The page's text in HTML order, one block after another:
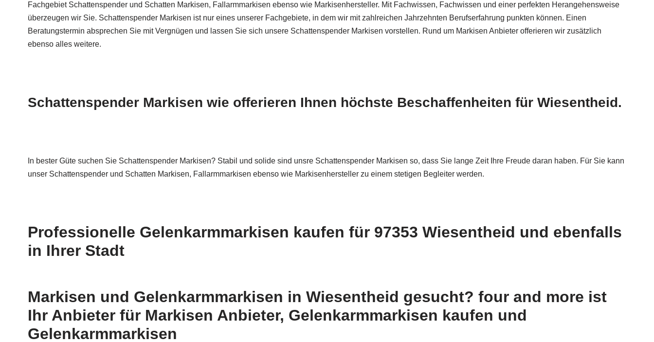
Fachgebiet Schattenspender und Schatten Markisen, Fallarmmarkisen ebenso wie Markisenhersteller. Mit Fachwissen, Fachwissen und einer perfekten Herangehensweise
überzeugen wir Sie. Schattenspender Markisen ist nur eines unserer Fachgebiete, in dem wir mit zahlreichen Jahrzehnten Berufserfahrung punkten können. Einen
Beratungstermin absprechen Sie mit Vergnügen und lassen Sie sich unsere Schattenspender Markisen vorstellen. Rund um Markisen Anbieter offerieren wir zusätzlich
ebenso alles weitere.
Schattenspender Markisen wie offerieren Ihnen höchste Beschaffenheiten für Wiesentheid.
In bester Güte suchen Sie Schattenspender Markisen? Stabil und solide sind unsre Schattenspender Markisen so, dass Sie lange Zeit Ihre Freude daran haben. Für Sie kann
unser Schattenspender und Schatten Markisen, Fallarmmarkisen ebenso wie Markisenhersteller zu einem stetigen Begleiter werden.
Professionelle Gelenkarmmarkisen kaufen für 97353 Wiesentheid und ebenfalls
in Ihrer Stadt
Markisen und Gelenkarmmarkisen in Wiesentheid gesucht? four and more ist
Ihr Anbieter für Markisen Anbieter, Gelenkarmmarkisen kaufen und
Gelenkarmmarkisen